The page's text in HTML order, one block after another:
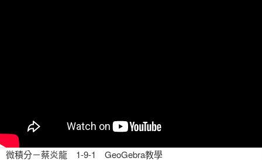
微積分－蔡炎龍 1-9-1 GeoGebra教學